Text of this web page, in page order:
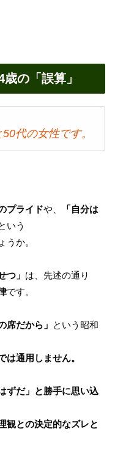
の「誤算」
代の女性です。
プライドや、
「自分は
いう
うか。
つ」 は、先述の通り
です。
席だから」 という昭和
は通用しません。
ずだ」と勝手に思い込
観との決定的なズレと